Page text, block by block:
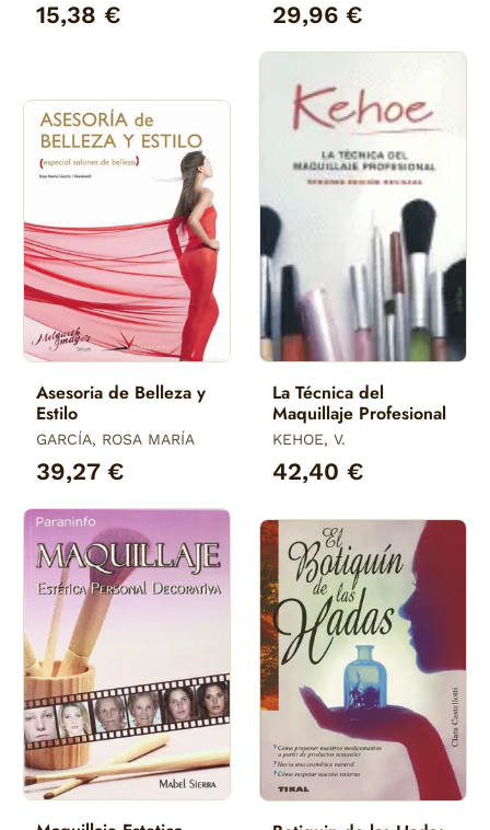
15,38 €
ONTIVERO
29,96 €
Asesoria de Belleza y
Estilo
GARCÍA, ROSA MARÍA
39,27 €
La Técnica del
Maquillaje Profesional
KEHOE, V.
42,40 €